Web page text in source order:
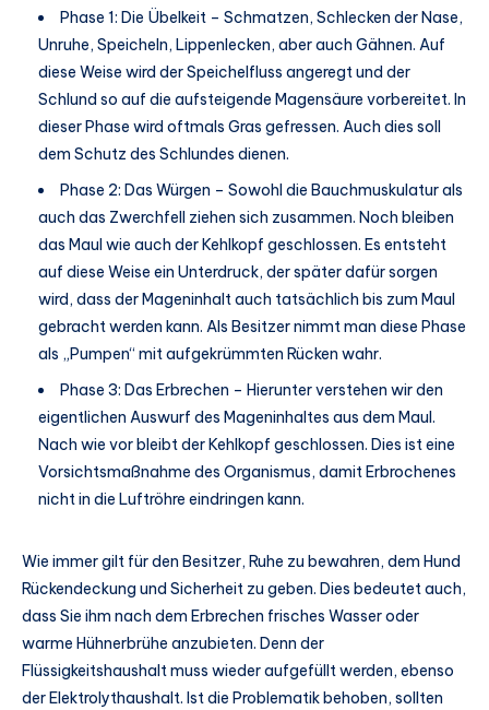
Phase 1: Die Übelkeit – Schmatzen, Schlecken der Nase,
Unruhe, Speicheln, Lippenlecken, aber auch Gähnen. Auf
diese Weise wird der Speichelfluss angeregt und der
Schlund so auf die aufsteigende Magensäure vorbereitet. In
dieser Phase wird oftmals Gras gefressen. Auch dies soll
dem Schutz des Schlundes dienen.
Phase 2: Das Würgen – Sowohl die Bauchmuskulatur als
auch das Zwerchfell ziehen sich zusammen. Noch bleiben
das Maul wie auch der Kehlkopf geschlossen. Es entsteht
auf diese Weise ein Unterdruck, der später dafür sorgen
wird, dass der Mageninhalt auch tatsächlich bis zum Maul
gebracht werden kann. Als Besitzer nimmt man diese Phase
als „Pumpen“ mit aufgekrümmten Rücken wahr.
Phase 3: Das Erbrechen – Hierunter verstehen wir den
eigentlichen Auswurf des Mageninhaltes aus dem Maul.
Nach wie vor bleibt der Kehlkopf geschlossen. Dies ist eine
Vorsichtsmaßnahme des Organismus, damit Erbrochenes
nicht in die Luftröhre eindringen kann.
Wie immer gilt für den Besitzer, Ruhe zu bewahren, dem Hund
Rückendeckung und Sicherheit zu geben. Dies bedeutet auch,
dass Sie ihm nach dem Erbrechen frisches Wasser oder
warme Hühnerbrühe anzubieten. Denn der
Flüssigkeitshaushalt muss wieder aufgefüllt werden, ebenso
der Elektrolythaushalt. Ist die Problematik behoben, sollten